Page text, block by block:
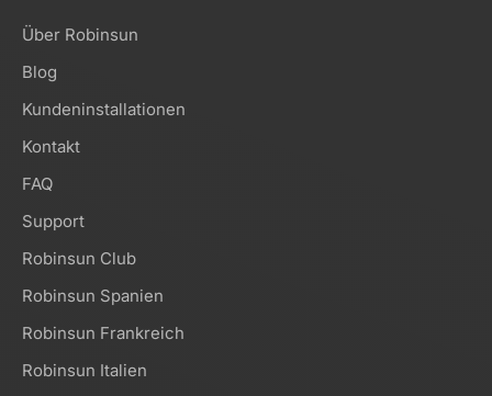
Über Robinsun
Blog
Kundeninstallationen
Kontakt
FAQ
Support
Robinsun Club
Robinsun Spanien
Robinsun Frankreich
Robinsun Italien